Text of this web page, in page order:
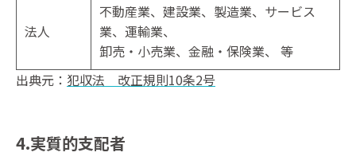
法人
不動産業、建設業、製造業、サービス
業、運輸業、
卸売・小売業、金融・保険業、 等
出典元： 犯収法 改正規則10条2号
4.実質的支配者